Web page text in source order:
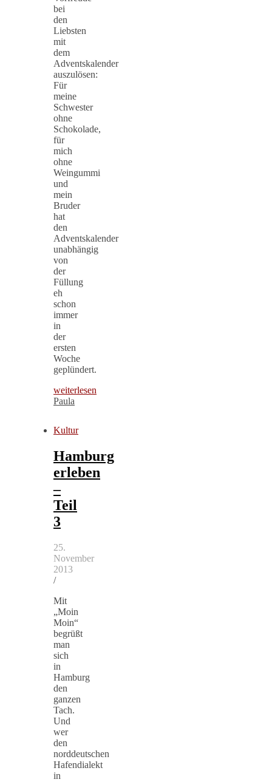
bei
den
Liebsten
mit
dem
Adventskalender
auszulösen:
Für
meine
Schwester
ohne
Schokolade,
für
mich
ohne
Weingummi
und
mein
Bruder
hat
den
Adventskalender
unabhängig
von
der
Füllung
eh
schon
immer
in
der
ersten
Woche
geplündert.
weiterlesen
Paula
Kultur
Hamburg
erleben
–
Teil
3
25.
November
2013
/
Mit
„Moin
Moin“
begrüßt
man
sich
in
Hamburg
den
ganzen
Tach.
Und
wer
den
norddeutschen
Hafendialekt
in